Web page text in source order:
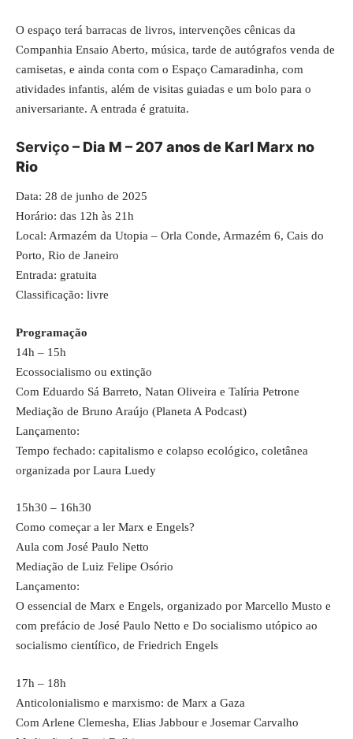
O espaço terá barracas de livros, intervenções cênicas da
Companhia Ensaio Aberto, música, tarde de autógrafos venda de
camisetas, e ainda conta com o Espaço Camaradinha, com
atividades infantis, além de visitas guiadas e um bolo para o
aniversariante. A entrada é gratuita.
Serviço– Dia M – 207 anos de Karl Marx no
Rio
Data: 28 de junho de 2025
Horário: das 12h às 21h
Local: Armazém da Utopia – Orla Conde, Armazém 6, Cais do
Porto, Rio de Janeiro
Entrada: gratuita
Classificação: livre
Programação
14h – 15h
Ecossocialismo ou extinção
Com Eduardo Sá Barreto, Natan Oliveira e Talíria Petrone
Mediação de Bruno Araújo (Planeta A Podcast)
Lançamento:
Tempo fechado: capitalismo e colapso ecológico, coletânea
organizada por Laura Luedy
15h30 – 16h30
Como começar a ler Marx e Engels?
Aula com José Paulo Netto
Mediação de Luiz Felipe Osório
Lançamento:
O essencial de Marx e Engels, organizado por Marcello Musto e
com prefácio de José Paulo Netto e Do socialismo utópico ao
socialismo científico, de Friedrich Engels
17h – 18h
Anticolonialismo e marxismo: de Marx a Gaza
Com Arlene Clemesha, Elias Jabbour e Josemar Carvalho